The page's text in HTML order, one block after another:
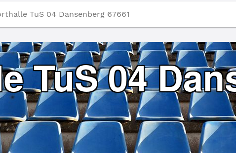
TuS 04 Dansenberg 67661
TuS 04